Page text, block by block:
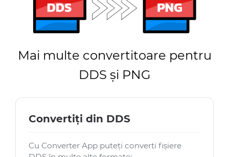
Mai multe convertitoare pentru
DDS și PNG
Convertiți din DDS
Cu Converter App puteți converti fișiere